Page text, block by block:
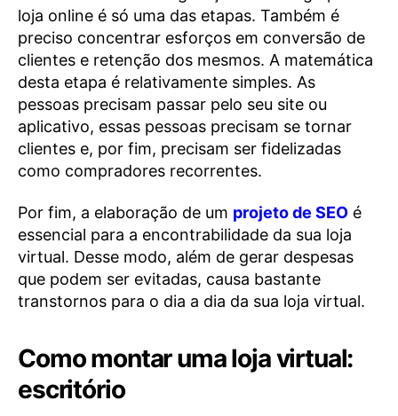
loja online é só uma das etapas. Também é
preciso concentrar esforços em conversão de
clientes e retenção dos mesmos. A matemática
desta etapa é relativamente simples. As
pessoas precisam passar pelo seu site ou
aplicativo, essas pessoas precisam se tornar
clientes e, por fim, precisam ser fidelizadas
como compradores recorrentes.
Por fim, a elaboração de um projeto de SEO é
essencial para a encontrabilidade da sua loja
virtual. Desse modo, além de gerar despesas
que podem ser evitadas, causa bastante
transtornos para o dia a dia da sua loja virtual.
Como montar uma loja virtual:
escritório